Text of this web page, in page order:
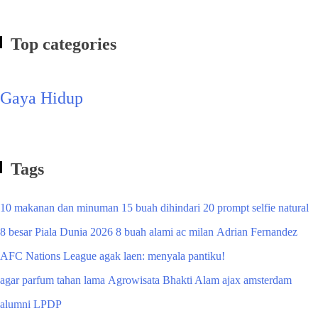
Top categories
Gaya Hidup
Tags
10 makanan dan minuman 15 buah dihindari 20 prompt selfie natural
8 besar Piala Dunia 2026 8 buah alami ac milan Adrian Fernandez
AFC Nations League agak laen: menyala pantiku!
agar parfum tahan lama Agrowisata Bhakti Alam ajax amsterdam
alumni LPDP